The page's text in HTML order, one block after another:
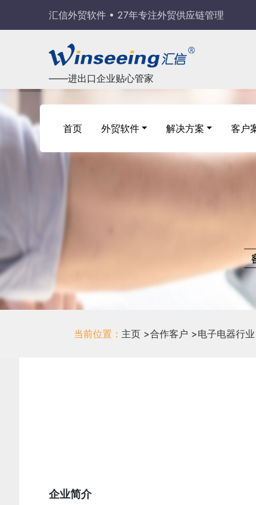
汇信外贸软件 • 27年专注外贸供应链管理
——进出口企业贴心管家
首页 外贸软件 解决方案 客户
当前位置： 主页 >合作客户 >电子电器行业
企业简介